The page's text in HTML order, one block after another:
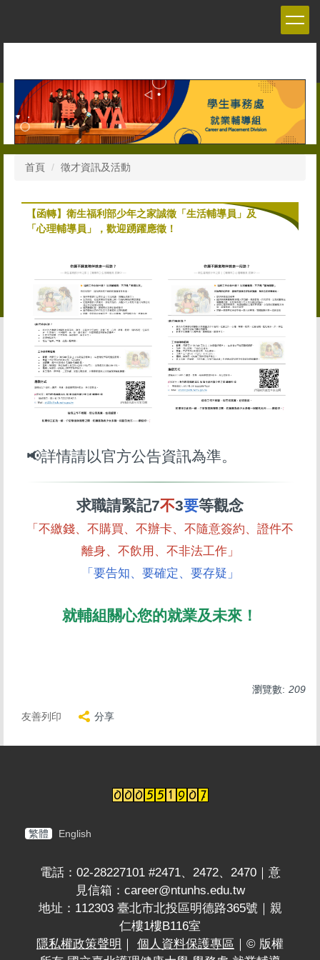
首頁 徵才資訊及活動
【函轉】衛生福利部少年之家誠徵「生活輔導員」及
「心理輔導員」，歡迎踴躍應徵！
📢詳情請以官方公告資訊為準。
求職請緊記7不3要等觀念
「不繳錢、不購買、不辦卡、不隨意簽約、證件不
離身、不飲用、不非法工作」
「要告知、要確定、要存疑」
就輔組關心您的就業及未來！
瀏覽數: 209
友善列印 分享
繁體 English
電話：02-28227101 #2471、2472、2470｜意
見信箱：career@ntunhs.edu.tw
地址：112303 臺北市北投區明德路365號｜親
仁樓1樓B116室
隱私權政策聲明
個人資料保護專區
｜© 版權